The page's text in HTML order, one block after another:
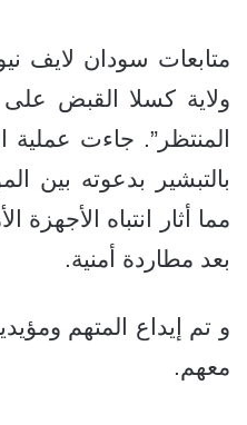
متابعات سودان لايف
ولاية كسلا القبض
المنتظر”. جاءت
بالتبشير بدعوته بين
مما أثار انتباه
بعد مطاردة أمنية.
و تم إيداع المتهم
معهم.